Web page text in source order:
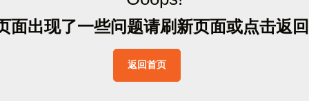
面出现了一些问题请刷新页面或点击返 回
返回首页